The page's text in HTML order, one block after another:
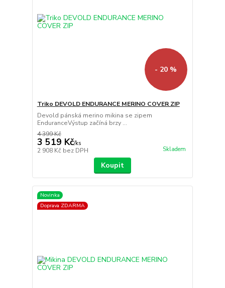
- 20 %
Triko DEVOLD ENDURANCE MERINO COVER ZIP
Devold pánská merino mikina se zipem
EnduranceVýstup začíná brzy ...
4 399 Kč
3 519 Kč/ks
2 908 Kč bez DPH Skladem
Koupit
Novinka
Doprava ZDARMA